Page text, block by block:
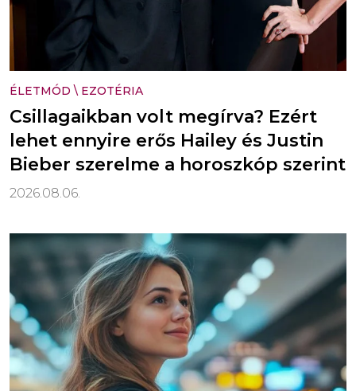
ÉLETMÓD \ EZOTÉRIA
Csillagaikban volt megírva? Ezért
lehet ennyire erős Hailey és Justin
Bieber szerelme a horoszkóp szerint
2026.08.06.